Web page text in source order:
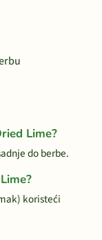
Lime?
do berbe.
koristeći